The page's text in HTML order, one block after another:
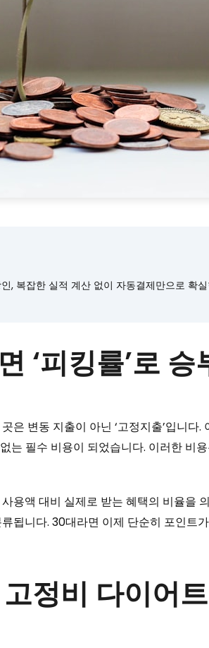
, 복잡한 실적 계산 없이 자동결제만으로 확
‘피킹률’로 승
은 변동 지출이 아닌 ‘고정지출’입니
는 필수 비용이 되었습니다. 이러한 비
용액 대비 실제로 받는 혜택의 비율
됩니다. 30대라면 이제 단순히 포인트
정비 다이어